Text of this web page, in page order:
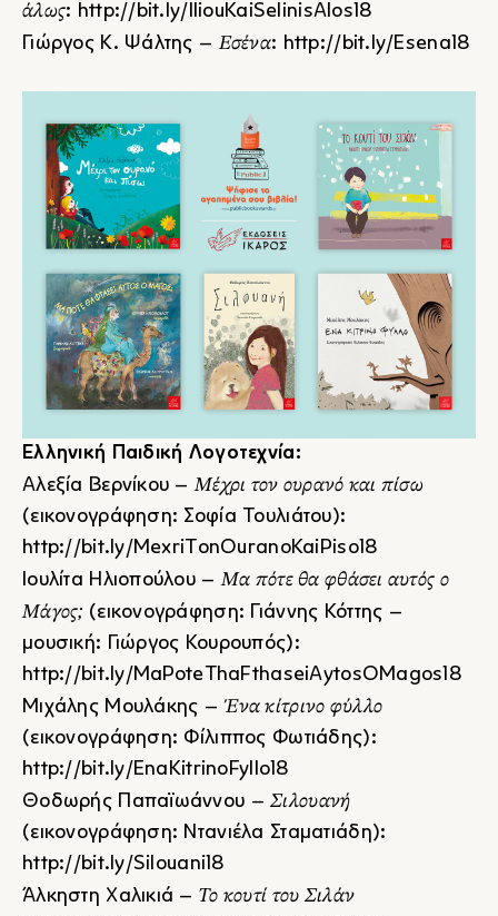
άλως: http://bit.ly/IliouKaiSelinisAlos18
Γιώργος Κ. Ψάλτης –Εσένα: http://bit.ly/Esena18
Ελληνική Παιδική Λογοτεχνία:
Αλεξία Βερνίκου –Μέχρι τον ουρανό και πίσω
(εικονογράφηση: Σοφία Τουλιάτου):
http://bit.ly/MexriTonOuranoKaiPiso18
Ιουλίτα Ηλιοπούλου –Μα πότε θα φθάσει αυτός ο
Μάγος; (εικονογράφηση: Γιάννης Κόττης –
μουσική: Γιώργος Κουρουπός):
http://bit.ly/MaPoteThaFthaseiAytosOMagos18
Μιχάλης Μουλάκης –Ένα κίτρινο φύλλο
(εικονογράφηση: Φίλιππος Φωτιάδης):
http://bit.ly/EnaKitrinoFyllo18
Θοδωρής Παπαϊωάννου –Σιλουανή
(εικονογράφηση: Ντανιέλα Σταματιάδη):
http://bit.ly/Silouani18
Άλκηστη Χαλικιά – Το κουτί του Σιλάν